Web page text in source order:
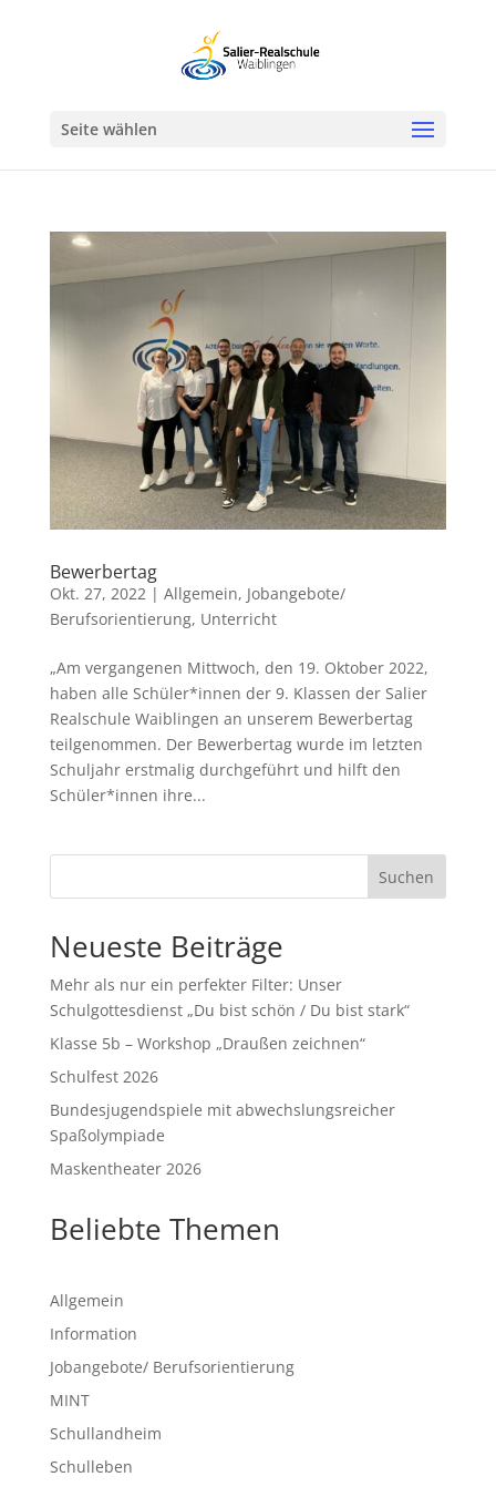
Seite wählen
Bewerbertag
Okt. 27, 2022 | Allgemein, Jobangebote/
Berufsorientierung, Unterricht
„Am vergangenen Mittwoch, den 19. Oktober 2022,
haben alle Schüler*innen der 9. Klassen der Salier
Realschule Waiblingen an unserem Bewerbertag
teilgenommen. Der Bewerbertag wurde im letzten
Schuljahr erstmalig durchgeführt und hilft den
Schüler*innen ihre...
Suchen
Neueste Beiträge
Mehr als nur ein perfekter Filter: Unser
Schulgottesdienst „Du bist schön / Du bist stark“
Klasse 5b – Workshop „Draußen zeichnen“
Schulfest 2026
Bundesjugendspiele mit abwechslungsreicher
Spaßolympiade
Maskentheater 2026
Beliebte Themen
Allgemein
Information
Jobangebote/ Berufsorientierung
MINT
Schullandheim
Schulleben